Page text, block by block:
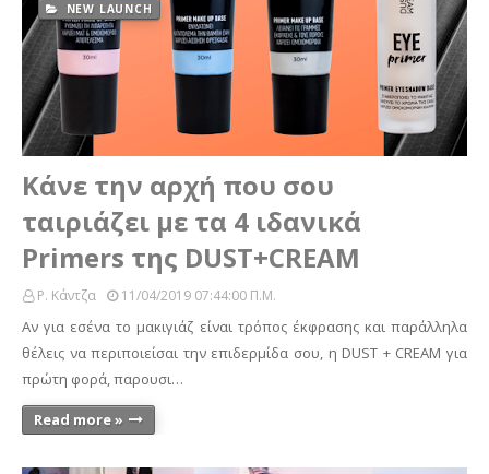
NEW LAUNCH
Κάνε την αρχή που σου
ταιριάζει με τα 4 ιδανικά
Primers της DUST+CREAM
Ρ. Κάντζα 11/04/2019 07:44:00 Π.μ.
Αν για εσένα το μακιγιάζ είναι τρόπος έκφρασης και παράλληλα
θέλεις να περιποιείσαι την επιδερμίδα σου, η DUST + CREAM για
πρώτη φορά, παρουσι…
Read more »